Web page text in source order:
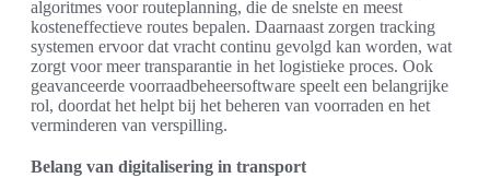
algoritmes voor routeplanning, die de snelste en meest
kosteneffectieve routes bepalen. Daarnaast zorgen tracking
systemen ervoor dat vracht continu gevolgd kan worden, wat
zorgt voor meer transparantie in het logistieke proces. Ook
geavanceerde voorraadbeheersoftware speelt een belangrijke
rol, doordat het helpt bij het beheren van voorraden en het
verminderen van verspilling.
Belang van digitalisering in transport